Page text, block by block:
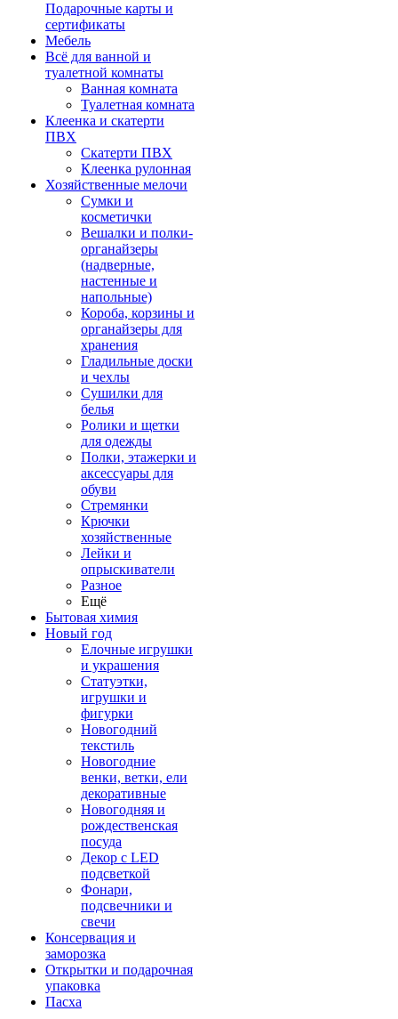
Подарочные карты и
сертификаты
Мебель
Всё для ванной и
туалетной комнаты
Ванная комната
Туалетная комната
Клеенка и скатерти
ПВХ
Скатерти ПВХ
Клеенка рулонная
Хозяйственные мелочи
Сумки и
косметички
Вешалки и полки-
органайзеры
(надверные,
настенные и
напольные)
Короба, корзины и
органайзеры для
хранения
Гладильные доски
и чехлы
Сушилки для
белья
Ролики и щетки
для одежды
Полки, этажерки и
аксессуары для
обуви
Стремянки
Крючки
хозяйственные
Лейки и
опрыскиватели
Разное
Ещё
Бытовая химия
Новый год
Елочные игрушки
и украшения
Статуэтки,
игрушки и
фигурки
Новогодний
текстиль
Новогодние
венки, ветки, ели
декоративные
Новогодняя и
рождественская
посуда
Декор с LED
подсветкой
Фонари,
подсвечники и
свечи
Консервация и
заморозка
Открытки и подарочная
упаковка
Пасха